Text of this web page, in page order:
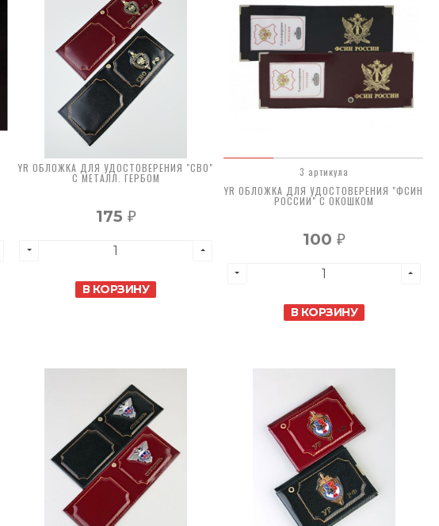
YR ОБЛОЖКА ДЛЯ УДОСТОВЕРЕНИЯ "СВО"
С МЕТАЛЛ. ГЕРБОМ
175 ₽
В КОРЗИНУ
3 артикула
YR ОБЛОЖКА ДЛЯ УДОСТОВЕРЕНИЯ "ФСИН
РОССИИ" С ОКОШКОМ
100 ₽
В КОРЗИНУ